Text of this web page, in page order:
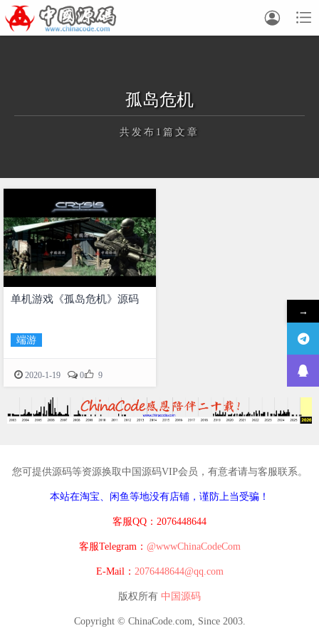


孤岛危机
共发布1篇文章
单机游戏《孤岛危机》源码
端游
2020-1-19 0 9
您可提供源码等资源换取中国源码VIP会员，有意者请与客服联系。
本站在淘宝、闲鱼等地没有店铺，谨防上当受骗！
客服QQ：2076448644
客服Telegram： @wwwChinaCodeCom
E-Mail： 2076448644@qq.com
版权所有 中国源码
Copyright © ChinaCode.com, Since 2003.
→